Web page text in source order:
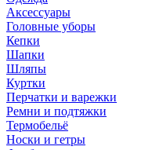
Аксессуары
Головные уборы
Кепки
Шапки
Шляпы
Куртки
Перчатки и варежки
Ремни и подтяжки
Термобельё
Носки и гетры